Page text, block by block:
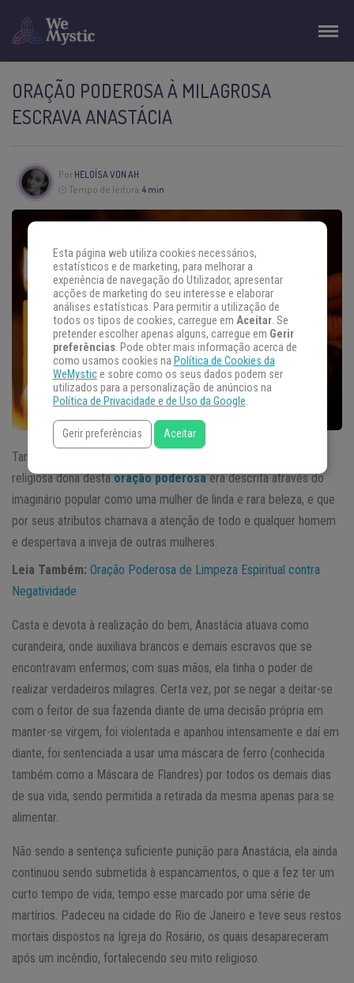
ORAÇÃO PODEROSA À MILAGROSA
ESCRAVA ANASTÁCIA
Por HELOÍSA VON AH
Tempo de leitura:4 min
Também conhecida como a Escrava Anastácia, a personalidade
religiosa dona destaoração poderosaera descrita através do
imaginário popular como uma mulher de linda e rara beleza, e que
por seus atributos chamava a atenção de todo e qualquer homem
e despertava a inveja de outras mulheres.
Leia Também: Oração Poderosa de Limpeza Espiritual contra
Negatividade
Casta e devota à realização do bem, Anastácia atuava como
curandeira, onde auxiliava brancos e demais escravos que se
encontravam enfermos; com suas mãos, ela tinha o poder de
realizar verdadeiros milagres. Certa vez, por se negar a deitar-se
com o feitor de sua fazenda diante de uma decisão própria em
manter-se virgem, foi violentada e apanhou intensamente e daí em
diante, foi sentenciada a usar uma máscara de ferro (conhecida
também como a Máscara de Flandres) por todos os demais dias
de sua vida, sendo permitida a retirada da mesma apenas para se
alimentar.
Não sendo a sentença suficiente punição para Anastácia, ela ainda
continuou sendo submetida à espancamentos, o que a fez ter um
curto tempo de vida; tempo esse marcado por uma série de
martírios. Padeceu na cidade do Rio de Janeiro e teve seus restos
mortais dispostos na Igreja do Rosário, os quais desapareceram
após um incêndio, fortalecendo seu mito religioso.
Esta página web utiliza cookies necessários,
estatísticos e de marketing, para melhorar a
experiência de navegação do Utilizador, apresentar
acções de marketing do seu interesse e elaborar
análises estatísticas. Para permitir a utilização de
todos os tipos de cookies, carregue em Aceitar. Se
pretender escolher apenas alguns, carregue em Gerir
preferências. Pode obter mais informação acerca de
como usamos cookies na Política de Cookies da
WeMystice sobre como os seus dados podem ser
utilizados para a personalização de anúncios na
Política de Privacidade e de Uso da Google.
Gerir preferências Aceitar